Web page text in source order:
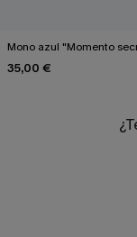
Mono azul "Momento
35,00 €